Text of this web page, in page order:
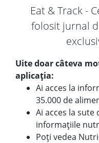
Eat & Track -
folosit jurnal
Uite doar câteva
aplicația:
Ai acces la
35.000 de
Ai acces la sute
informațiile
Poți vedea